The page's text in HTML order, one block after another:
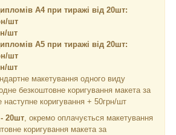
А4 при тиражі від 20шт:
шт
шт
А5 при тиражі від 20шт:
шт
шт
макетування одного виду
безкоштовне коригування макета за
коригування + 50грн/шт
20шт, окремо оплачується макетування
коригування макета за